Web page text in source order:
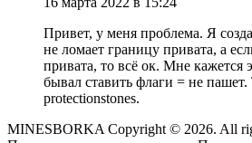
Привет, у меня проблема. Я
не ломает границу привата, а
привата, то всё ок. Мне кажется
бывал ставить флаги = не
protectionstones.
MINESBORKA Copyright © 2026. All